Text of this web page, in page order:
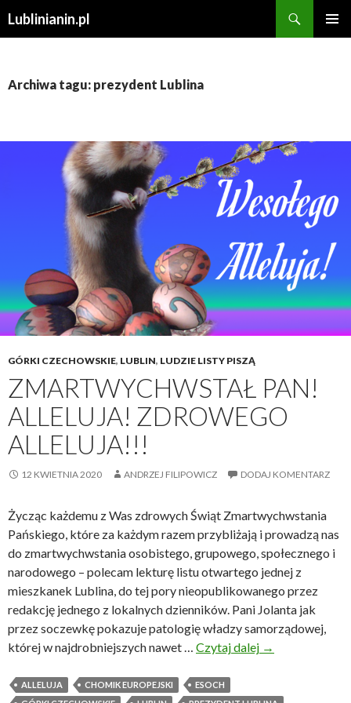
Lublinianin.pl
Archiwa tagu: prezydent Lublina
GÓRKI CZECHOWSKIE, LUBLIN, LUDZIE LISTY PISZĄ
ZMARTWYCHWSTAŁ PAN!
ALLELUJA! ZDROWEGO
ALLELUJA!!!
12 KWIETNIA 2020 ANDRZEJ FILIPOWICZ DODAJ KOMENTARZ
Życząc każdemu z Was zdrowych Świąt Zmartwychwstania
Pańskiego, które za każdym razem przybliżają i prowadzą nas
do zmartwychwstania osobistego, grupowego, społecznego i
narodowego – polecam lekturę listu otwartego jednej z
mieszkanek Lublina, do tej pory nieopublikowanego przez
redakcję jednego z lokalnych dzienników. Pani Jolanta jak
przez soczewkę pokazuje patologię władzy samorządowej,
której w najdrobniejszych nawet … Czytaj dalej Z
→
ALLELUJA CHOMIK EUROPEJSKI
ESOCH